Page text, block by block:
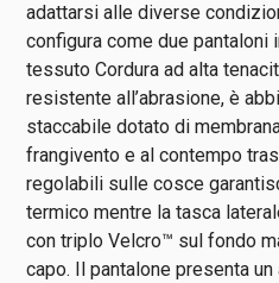
adattarsi alle diverse
configura come due pantaloni
tessuto Cordura ad alta
resistente all’abrasione, è
staccabile dotato di
frangivento e al contempo
regolabili sulle cosce
termico mentre la tasca
con triplo Velcro™ sul fondo
capo. Il pantalone presenta